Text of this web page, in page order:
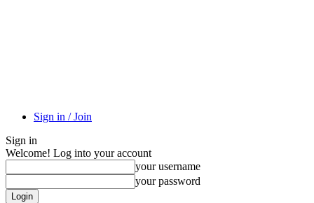
Sign in / Join
Sign in
Welcome! Log into your account
your username
your password